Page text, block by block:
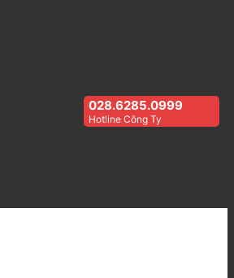
028.6285.0999
Hotline Công Ty